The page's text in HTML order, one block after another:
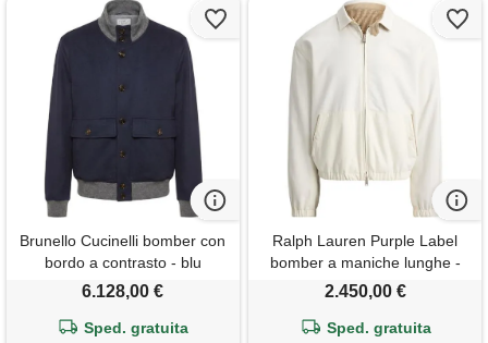
Brunello Cucinelli bomber con
bordo a contrasto - blu
6.128,00 €
Sped. gratuita
Ralph Lauren Purple Label
bomber a maniche lunghe -
toni neutri
2.450,00 €
Sped. gratuita